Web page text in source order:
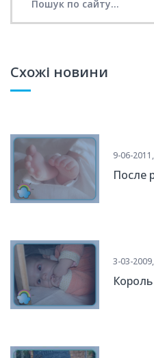
Схожі новини
9-06-
После
3-03-